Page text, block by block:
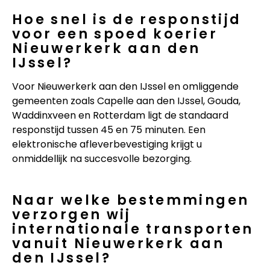
Hoe snel is de responstijd
voor een spoed koerier
Nieuwerkerk aan den
IJssel?
Voor Nieuwerkerk aan den IJssel en omliggende
gemeenten zoals Capelle aan den IJssel, Gouda,
Waddinxveen en Rotterdam ligt de standaard
responstijd tussen 45 en 75 minuten. Een
elektronische afleverbevestiging krijgt u
onmiddellijk na succesvolle bezorging.
Naar welke bestemmingen
verzorgen wij
internationale transporten
vanuit Nieuwerkerk aan
den IJssel?